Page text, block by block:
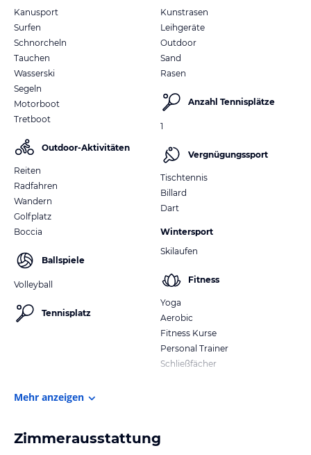
Kanusport
Surfen
Schnorcheln
Tauchen
Wasserski
Segeln
Motorboot
Tretboot
Outdoor-Aktivitäten
Reiten
Radfahren
Wandern
Golfplatz
Boccia
Ballspiele
Volleyball
Tennisplatz
Kunstrasen
Leihgeräte
Outdoor
Sand
Rasen
Anzahl Tennisplätze
1
Vergnügungssport
Tischtennis
Billard
Dart
Wintersport
Skilaufen
Fitness
Yoga
Aerobic
Fitness Kurse
Personal Trainer
Schließfächer
Mehr anzeigen
Zimmerausstattung